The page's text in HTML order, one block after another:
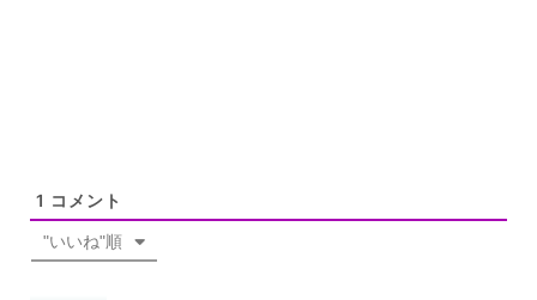
1 コメント
"いいね"順